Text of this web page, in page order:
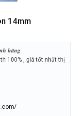
14mm
𝒉𝒂̃𝒏𝒈.
100% , giá tốt nhất thị